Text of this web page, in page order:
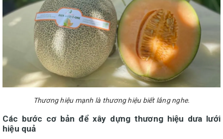
Thương hiệu mạnh là thương hiệu biết lắng nghe.
Các bước cơ bản để xây dựng thương hiệu dưa lưới
hiệu quả